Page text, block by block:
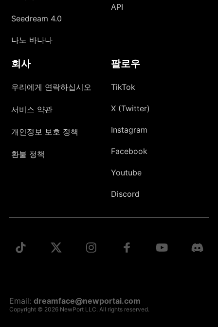
Seedream 4.0
나노 바나나
API
회사
우리에게 연락하십시오
서비스 약관
개인정보 보호 정책
환불 정책
팔로우
TikTok
X (Twitter)
Instagram
Facebook
Youtube
Discord
Email:dreamface@newportai.com